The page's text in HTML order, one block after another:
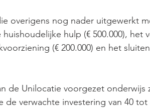
overigens nog nader uitgewerkt
hulp (€ 500.000), het
(€ 200.000) en het
de Unilocatie voorgezet onderwijs
verwachte investering van 40 tot